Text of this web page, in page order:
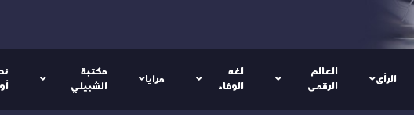
الرأى
العالم
الرقمى
لغه
الوفاء
مرايا
مكتبة
الشبيلي